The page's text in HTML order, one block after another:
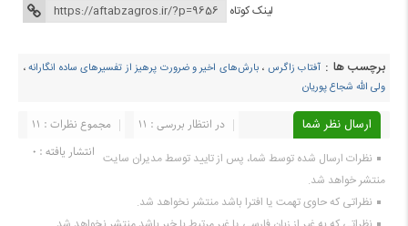
لینک کوتاه
برچسب ها : آفتاب زاگرس ،بارش‌های اخیر و ضرورت پرهیز از تفسیرهای ساده انگارانه،
ولی الله شجاع پوریان
ارسال نظر شما مجموع نظرات : 11
در انتظار بررسی : 11
انتشار یافته : ۰ نظرات ارسال شده توسط شما، پس از تایید توسط مدیران سایت
منتشر خواهد شد.
نظراتی که حاوی تهمت یا افترا باشد منتشر نخواهد شد.